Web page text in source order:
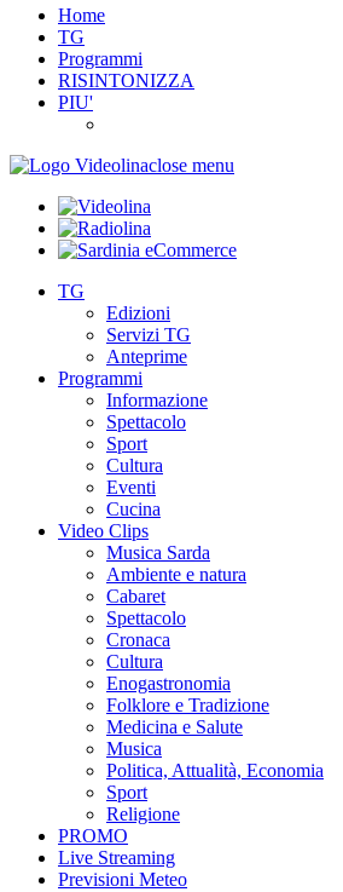
Home
TG
Programmi
RISINTONIZZA
PIU'
close menu
TG
Edizioni
Servizi TG
Anteprime
Programmi
Informazione
Spettacolo
Sport
Cultura
Eventi
Cucina
Video Clips
Musica Sarda
Ambiente e natura
Cabaret
Spettacolo
Cronaca
Cultura
Enogastronomia
Folklore e Tradizione
Medicina e Salute
Musica
Politica, Attualità, Economia
Sport
Religione
PROMO
Live Streaming
Previsioni Meteo